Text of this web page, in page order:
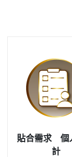
貼合需求 個
計